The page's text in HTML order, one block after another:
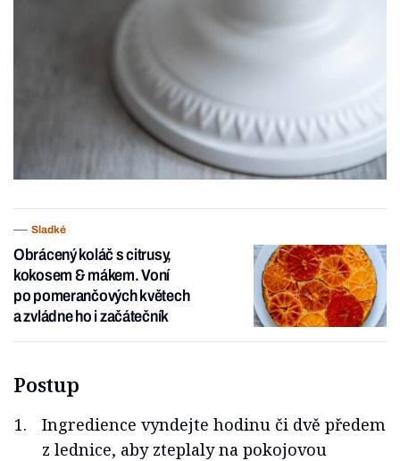
Sladké
Obrácený koláč s citrusy,
kokosem & mákem. Voní
po pomerančových květech
a zvládne ho i začátečník
Postup
Ingredience vyndejte hodinu či dvě předem
z lednice, aby zteplaly na pokojovou